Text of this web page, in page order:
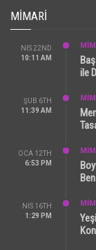
MIMARI
NIS 22ND
10:11 AM
ile
ŞUB 6TH
11:39 AM
OCA 12TH
6:53 PM
NIS 16TH
1:29 PM